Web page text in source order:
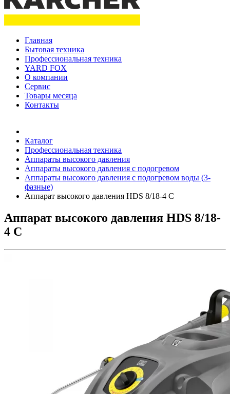
Главная
Бытовая техника
Профессиональная техника
YARD FOX
О компании
Сервис
Товары месяца
Контакты
Каталог
Профессиональная техника
Аппараты высокого давления
Аппараты высокого давления с подогревом
Аппараты высокого давления с подогревом воды (3-
фазные)
Аппарат высокого давления HDS 8/18-4 C
Аппарат высокого давления HDS 8/18-
4 C